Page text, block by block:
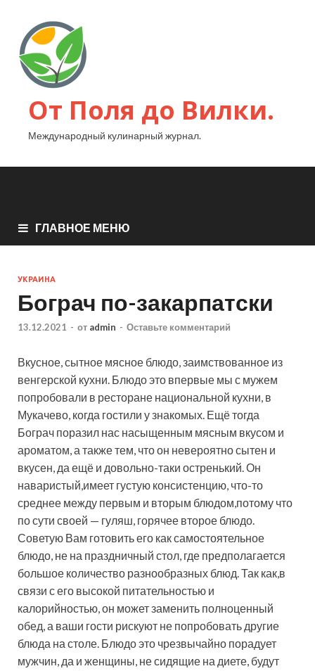
От Поля до Вилки.
Международный кулинарный журнал.
ГЛАВНОЕ МЕНЮ
УКРАИНА
Бограч по-закарпатски
13.12.2021 - от admin - Оставьте комментарий
Вкусное, сытное мясное блюдо, заимствованное из
венгерской кухни. Блюдо это впервые мы с мужем
попробовали в ресторане национальной кухни, в
Мукачево, когда гостили у знакомых. Ещё тогда
Бограч поразил нас насыщенным мясным вкусом и
ароматом, а также тем, что он невероятно сытен и
вкусен, да ещё и довольно-таки остренький. Он
наваристый,имеет густую консистенцию, что-то
среднее между первым и вторым блюдом,потому что
по сути своей — гуляш, горячее второе блюдо.
Советую Вам готовить его как самостоятельное
блюдо, не на праздничный стол, где предполагается
большое количество разнообразных блюд. Так как,в
связи с его высокой питательностью и
калорийностью, он может заменить полноценный
обед, а ваши гости рискуют не попробовать другие
блюда на столе. Блюдо это чрезвычайно порадует
мужчин, да и женщины, не сидящие на диете, будут